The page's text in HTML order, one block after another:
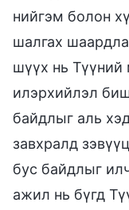
нийгэм болон
шалгах
шүүх нь
илэрхийлэл
байдлыг аль
завхралд
бус байдлыг
ажил нь бүгд